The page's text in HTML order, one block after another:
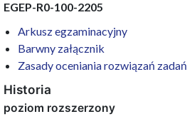
EGEP-R0-100-2205
Arkusz egzaminacyjny
Barwny załącznik
Zasady oceniania rozwiązań zadań
Historia
poziom rozszerzony